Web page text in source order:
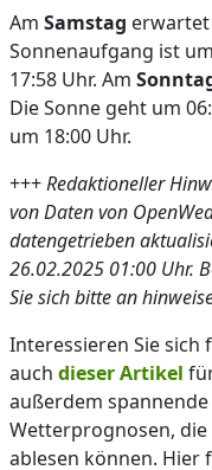
Am Samstag erwartet
Sonnenaufgang ist
17:58 Uhr. Am
Die Sonne geht um
um 18:00 Uhr.
+++Redaktioneller
von Daten von
datengetrieben
26.02.2025 01:00 Uhr.
Sie sich bitte an
Interessieren Sie
auch dieser Artikel
außerdem
Wetterprognosen, die
ablesen können. Hier